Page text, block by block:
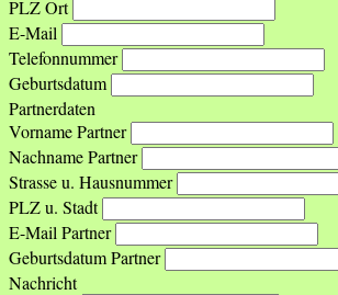
PLZ Ort
E-Mail
Telefonnummer
Geburtsdatum
Partnerdaten
Vorname Partner
Nachname Partner
Strasse u. Hausnummer
PLZ u. Stadt
E-Mail Partner
Geburtsdatum Partner
Nachricht